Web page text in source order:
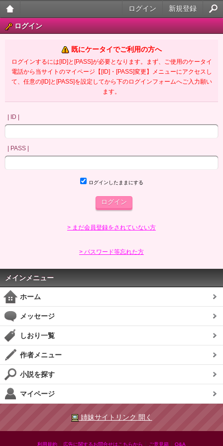
大人
ータ
イ官
新規登録
ログイン
ログイン
既にケータイでご利用の方へ
ログインするには[ID]と[PASS]が必要となります。まず、ご使用のケータイ
電話から当サイトのマイページ【[ID]・[PASS]変更】メニューにアクセスし
て、任意の[ID]と[PASS]を設定してから下のログインフォームへご入力願い
ます。
| ID |
| PASS |
ログインしたままにする
> まだ会員登録をされていない方
> パスワード等忘れた方
メインメニュー
ホーム
メッセージ
しおり一覧
作者メニュー
小説を探す
マイページ
姉妹サイトリンク 開く
利用規約 広告に関するお問合せはこちらから ご意見箱 Q&A